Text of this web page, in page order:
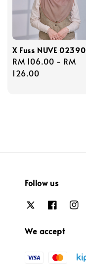
X Fuss NUVE 02390
Regular
price
RM 106.00 - RM
126.00
Follow us
We accept